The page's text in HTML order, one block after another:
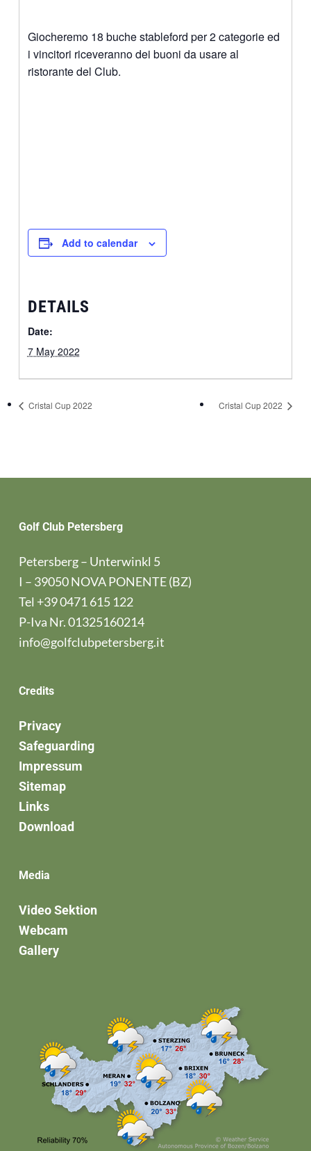
Giocheremo 18 buche stableford per 2 categorie ed
i vincitori riceveranno dei buoni da usare al
ristorante del Club.
Add to calendar
DETAILS
Date:
7 May 2022
Cristal Cup 2022 Cristal Cup 2022
Golf Club Petersberg
Petersberg – Unterwinkl 5
I – 39050 NOVA PONENTE (BZ)
Tel +39 0471 615 122
P-Iva Nr. 01325160214
info@golfclubpetersberg.it
Credits
Privacy
Safeguarding
Impressum
Sitemap
Links
Download
Media
Video Sektion
Webcam
Gallery